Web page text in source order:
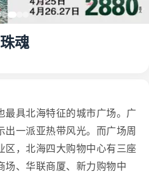
魂
最具北海特征的城市广场。广
一派亚热带风光。而广场周
区，北海四大购物中心有三座
场、华联商厦、新力购物中